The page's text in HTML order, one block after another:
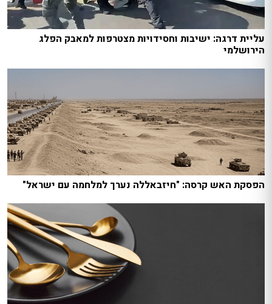
עליית דרגה: ישיבות וחסידויות מצטרפות למאבק הפלג
הירושלמי
הפסקת האש קרסה: "חיזבאללה נערך למלחמה עם ישראל"